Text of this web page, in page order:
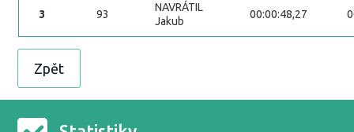
3 93
NAVRÁTIL
Jakub
00:00:48,27
Zpět